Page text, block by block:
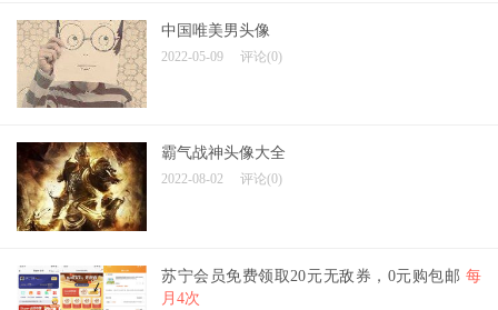
中国唯美男头像
2022-05-09 评论(0)
霸气战神头像大全
2022-08-02 评论(0)
苏宁会员免费领取20元无敌券，0元购包邮 每
月4次